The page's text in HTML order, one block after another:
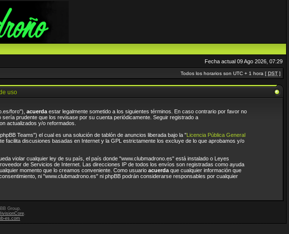
Fecha actual 09 Ago 2026, 07:29
Todos los horarios son UTC + 1 hora [ DST ]
uso
foro"), acuerdaestar legalmente sometido a los siguientes términos. En caso contrario por favor no
prudente que los revisase por su cuenta periódicamente. Seguir registrado a
actualizados y/o reformados.
Teams") el cual es una solución de tablón de anuncios liberada bajo la "Licencia Pública General
facilita discusiones basadas en Internet y la GPL estrictamente los excluye de lo que aprobamos y/o
violar cualquier ley de su país, el país donde "www.clubmadrono.es" está instalado o Leyes
de Servicios de Internet. Las direcciones IP de todos los envíos son registradas como ayuda
momento que lo creamos conveniente. Como usuario acuerdaque cualquier información que
ni "www.clubmadrono.es" ni phpBB podrán considerarse responsables por cualquier
Group.
.
es.com